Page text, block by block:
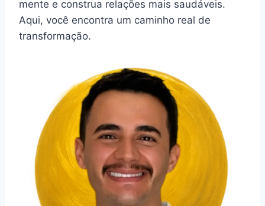
mente e construa relações mais saudáveis.
Aqui, você encontra um caminho real de
transformação.